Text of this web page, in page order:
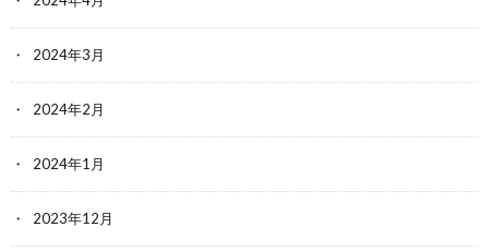
2024年3月
2024年2月
2024年1月
2023年12月